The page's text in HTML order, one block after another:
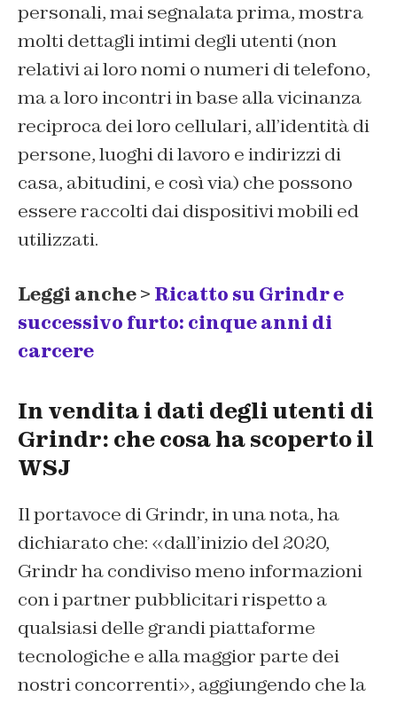
personali, mai segnalata prima, mostra
molti dettagli intimi degli utenti (non
relativi ai loro nomi o numeri di telefono,
ma a loro incontri in base alla vicinanza
reciproca dei loro cellulari, all’identità di
persone, luoghi di lavoro e indirizzi di
casa, abitudini, e così via) che possono
essere raccolti dai dispositivi mobili ed
utilizzati.
Leggi anche > Ricatto su Grindr e
successivo furto: cinque anni di
carcere
In vendita i dati degli utenti di
Grindr: che cosa ha scoperto il
WSJ
Il portavoce di Grindr, in una nota, ha
dichiarato che: «dall’inizio del 2020,
Grindr ha condiviso meno informazioni
con i partner pubblicitari rispetto a
qualsiasi delle grandi piattaforme
tecnologiche e alla maggior parte dei
nostri concorrenti», aggiungendo che la